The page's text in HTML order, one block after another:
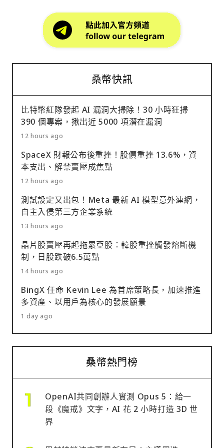
桑幣快訊
比特幣紅隊發起 AI 漏洞大掃除！30 小時狂掃
390 個專案，揪出近 5000 項潛在漏洞
12 hours ago
SpaceX 財報公布後重挫！股價重挫 13.6%，資
本支出、解禁賣壓成焦點
12 hours ago
測試設定又出包！Meta 最新 AI 模型意外連網，
自主入侵第三方企業系統
13 hours ago
晶片股賣壓再起拖累亞股：韓股重挫觸發熔斷機
制，日股跌破6.5萬點
14 hours ago
BingX 任命 Kevin Lee 為首席策略長，加速推進
多資產、以用戶為核心的發展願景
1 day ago
桑幣熱門榜
OpenAI共同創辦人實測 Opus 5：給一
段《魔戒》文字，AI 花 2 小時打造 3D 世
界